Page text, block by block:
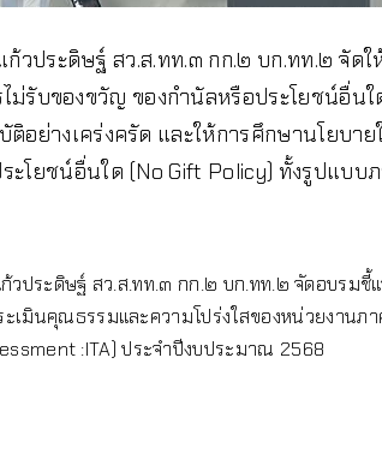
ประดิษฐ์ สว.ส.ทท.๓ กก.๒ บก.ทท.๒ จัด
รับของขวัญ ของกำนัลหรือประโยชน์อื่น
ติอย่างเคร่งครัด และให้การศึกษานโย
โยชน์อื่นใด (No Gift Policy) ทั้งรูปแบ
ประดิษฐ์ สว.ส.ทท.๓ กก.๒ บก.ทท.๒ จัดอบรมชี้แ
เมินคุณธรรมและความโปร่งใสของหน่วยงานภา
:ITA) ประจำปีงบประมาณ 2568